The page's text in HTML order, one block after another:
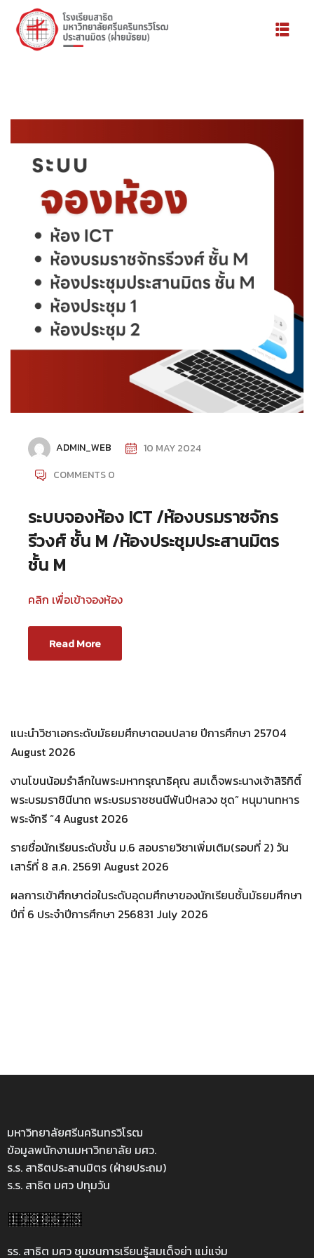
ADMIN_WEB
10 MAY 2024
COMMENTS 0
ระบบจองห้อง ICT /ห้องบรมราชจักร
รีวงศ์ ชั้น M /ห้องประชุมประสานมิตร
ชั้น M
คลิก เพื่อเข้าจองห้อง
Read More
แนะนำวิชาเอกระดับมัธยมศึกษาตอนปลาย ปีการศึกษา 25704
August 2026
งานโขนน้อมรำลึกในพระมหากรุณาธิคุณ สมเด็จพระนางเจ้าสิริกิติ์
พระบรมราชินีนาถ พระบรมราชชนนีพันปีหลวง ชุด” หนุมานทหาร
พระจักรี “4 August 2026
รายชื่อนักเรียนระดับชั้น ม.6 สอบรายวิชาเพิ่มเติม(รอบที่ 2) วัน
เสาร์ที่ 8 ส.ค. 25691 August 2026
ผลการเข้าศึกษาต่อในระดับอุดมศึกษาของนักเรียนชั้นมัธยมศึกษา
ปีที่ 6 ประจำปีการศึกษา 256831 July 2026
มหาวิทยาลัยศรีนครินทรวิโรฒ
ข้อมูลพนักงานมหาวิทยาลัย มศว.
ร.ร. สาธิตประสานมิตร (ฝ่ายประถม)
ร.ร. สาธิต มศว ปทุมวัน
รร. สาธิต มศว ชุมชนการเรียนรู้สมเด็จย่า แม่แจ่ม